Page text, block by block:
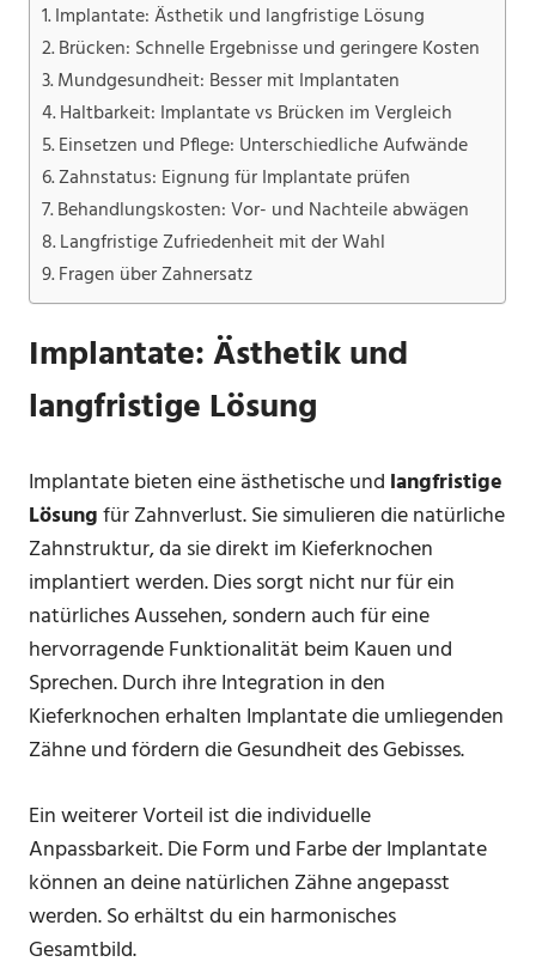
Implantate: Ästhetik und langfristige Lösung
Brücken: Schnelle Ergebnisse und geringere Kosten
Mundgesundheit: Besser mit Implantaten
Haltbarkeit: Implantate vs Brücken im Vergleich
Einsetzen und Pflege: Unterschiedliche Aufwände
Zahnstatus: Eignung für Implantate prüfen
Behandlungskosten: Vor- und Nachteile abwägen
Langfristige Zufriedenheit mit der Wahl
Fragen über Zahnersatz
Implantate: Ästhetik und
langfristige Lösung
Implantate bieten eine ästhetische und langfristige
Lösungfür Zahnverlust. Sie simulieren die natürliche
Zahnstruktur, da sie direkt im Kieferknochen
implantiert werden. Dies sorgt nicht nur für ein
natürliches Aussehen, sondern auch für eine
hervorragende Funktionalität beim Kauen und
Sprechen. Durch ihre Integration in den
Kieferknochen erhalten Implantate die umliegenden
Zähne und fördern die Gesundheit des Gebisses.
Ein weiterer Vorteil ist die individuelle
Anpassbarkeit. Die Form und Farbe der Implantate
können an deine natürlichen Zähne angepasst
werden. So erhältst du ein harmonisches
Gesamtbild.